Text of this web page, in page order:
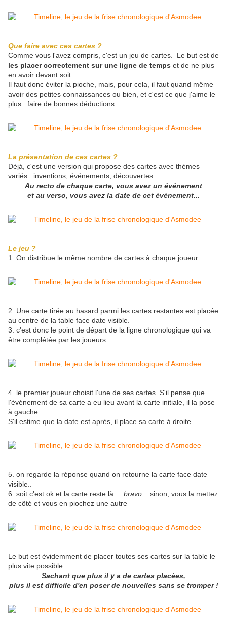
Que faire avec ces cartes ?
Comme vous l'avez compris, c'est un jeu de cartes. Le but est de
les placer correctement sur une ligne de temps et de ne plus
en avoir devant soit...
Il faut donc éviter la pioche, mais, pour cela, il faut quand même
avoir des petites connaissances ou bien, et c'est ce que j'aime le
plus : faire de bonnes déductions..
La présentation de ces cartes ?
Déjà, c'est une version qui propose des cartes avec thèmes
variés : inventions, événements, découvertes......
Au recto de chaque carte, vous avez un événement
et au verso, vous avez la date de cet événement...
Le jeu ?
1. On distribue le même nombre de cartes à chaque joueur.
2. Une carte tirée au hasard parmi les cartes restantes est placée
au centre de la table face date visible.
3. c'est donc le point de départ de la ligne chronologique qui va
être complétée par les joueurs...
4. le premier joueur choisit l'une de ses cartes. S'il pense que
l'événement de sa carte a eu lieu avant la carte initiale, il la pose
à gauche...
S'il estime que la date est après, il place sa carte à droite...
5. on regarde la réponse quand on retourne la carte face date
visible..
6. soit c'est ok et la carte reste là ... bravo ... sinon, vous la mettez
de côté et vous en piochez une autre
Le but est évidemment de placer toutes ses cartes sur la table le
plus vite possible...
Sachant que plus il y a de cartes placées,
plus il est difficile d'en poser de nouvelles sans se tromper !